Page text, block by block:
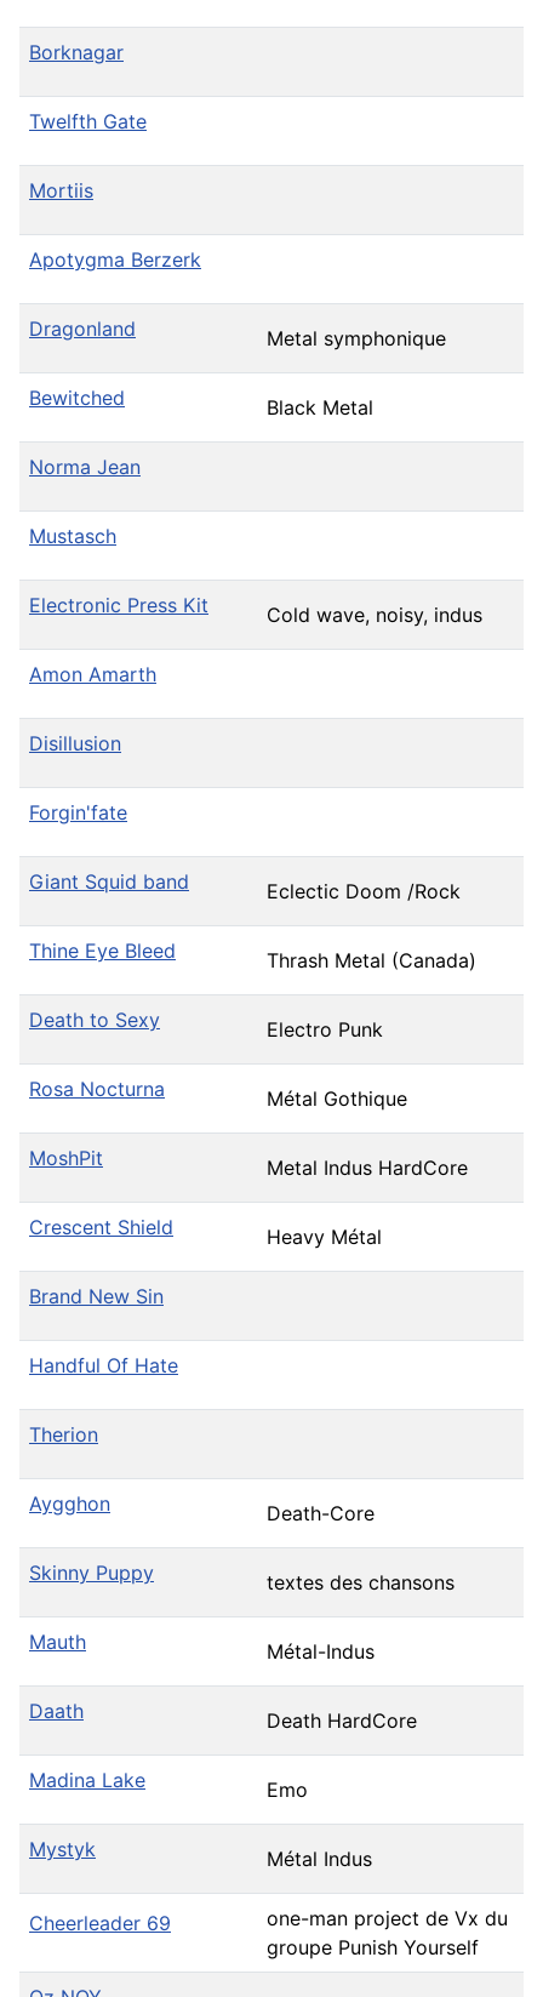
Borknagar
Twelfth Gate
Mortiis
Apotygma Berzerk
Dragonland Metal symphonique
Bewitched Black Metal
Norma Jean
Mustasch
Electronic Press Kit Cold wave, noisy, indus
Amon Amarth
Disillusion
Forgin'fate
Giant Squid band Eclectic Doom /Rock
Thine Eye Bleed Thrash Metal (Canada)
Death to Sexy Electro Punk
Rosa Nocturna Métal Gothique
MoshPit Metal Indus HardCore
Crescent Shield Heavy Métal
Brand New Sin
Handful Of Hate
Therion
Aygghon Death-Core
Skinny Puppy textes des chansons
Mauth Métal-Indus
Daath Death HardCore
Madina Lake Emo
Mystyk Métal Indus
Cheerleader 69
one-man project de Vx du
groupe Punish Yourself